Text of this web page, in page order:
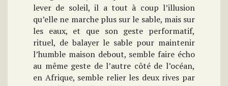
lever de soleil, il a tout à coup l’illusion
qu’elle ne marche plus sur le sable, mais sur
les eaux, et que son geste performatif,
rituel, de balayer le sable pour maintenir
l’humble maison debout, semble faire écho
au même geste de l’autre côté de l’océan,
en Afrique, semble relier les deux rives par